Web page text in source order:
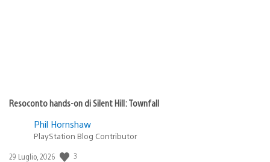
Resoconto hands-on di Silent Hill: Townfall
Phil Hornshaw
PlayStation Blog Contributor
Data
29 Luglio, 2026 3